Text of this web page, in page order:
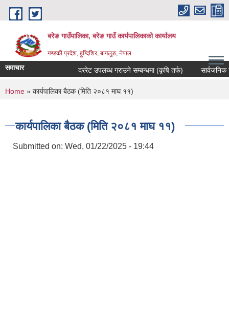
Skip to main content
बरेङ गाउँपालिका, बरेङ गाउँ कार्यपालिकाको कार्यालय
गण्डकी प्रदेश, हुग्दिशिर, बागलुङ, नेपाल
समाचार दररेट उपलब्ध गराउने सम्बन्धमा (कृषि तर्फ) सार्वजनिक
You are here
Home » कार्यपालिका बैठक (मिति २०८१ माघ ११)
कार्यपालिका बैठक (मिति २०८१ माघ ११)
Submitted on: Wed, 01/22/2025 - 19:44